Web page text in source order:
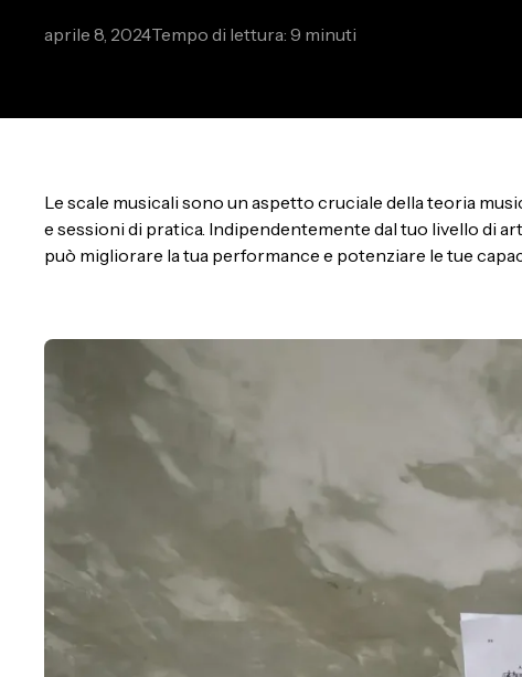
aprile 8, 2024Tempo di lettura: 9 minuti
Le scale musicali sono un aspetto cruciale della teoria
e sessioni di pratica. Indipendentemente dal tuo livello di
può migliorare la tua performance e potenziare le tue